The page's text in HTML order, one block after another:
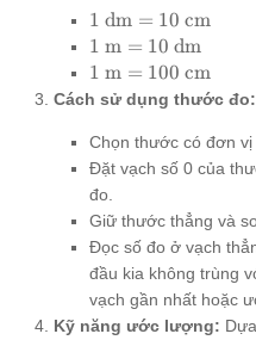
1
\text{
dm} =
10
\text{
cm}
1 dm = 10 cm
1
\text{
m} =
\text{
dm}
1 m = 10 dm
1
\text{
100
\text{
cm}
1 m = 100 cm
Cách sử dụng thước đo:
Chọn thước có đơn
Đặt vạch số 0 của
đo.
Giữ thước thẳng và
Đọc số đo ở vạch
đầu kia không trùng
vạch gần nhất hoặc
Kỹ năng ước lượng: